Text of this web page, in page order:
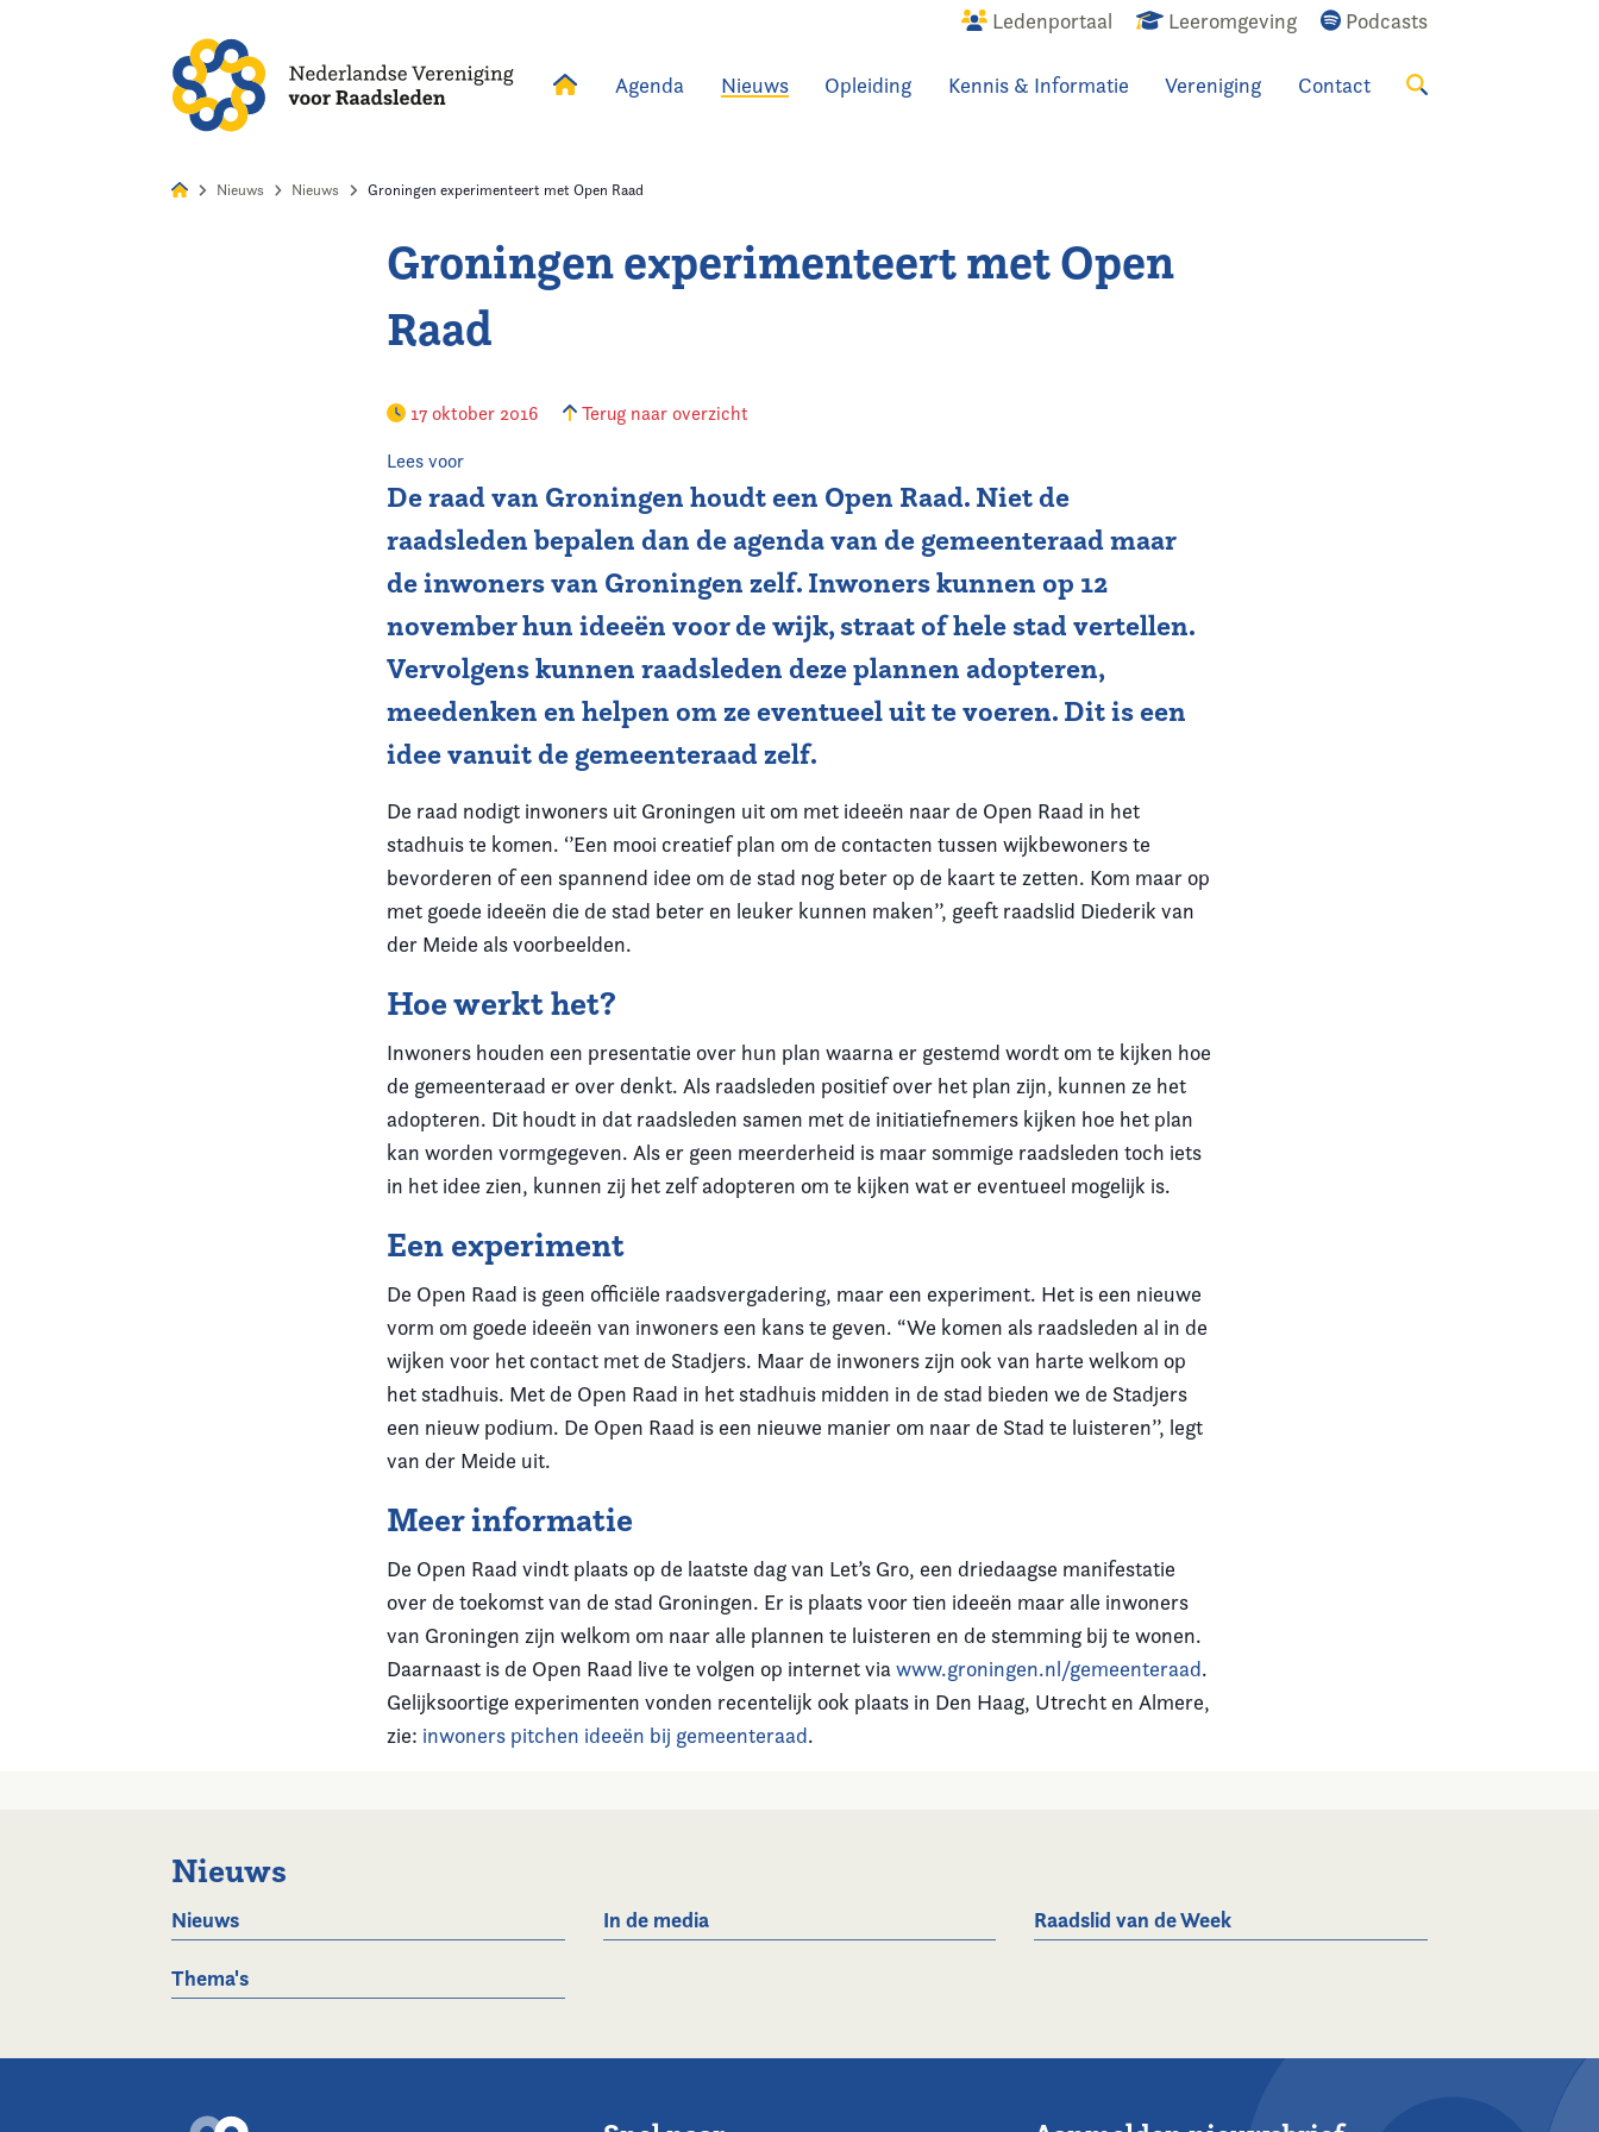
Ledenportaal Leeromgeving Podcasts
Agenda Nieuws Opleiding Kennis & Informatie Vereniging Contact
Nieuws Nieuws Groningen experimenteert met Open Raad
Groningen experimenteert met Open
Raad
17 oktober 2016 Terug naar overzicht
Lees voor
De raad van Groningen houdt een Open Raad. Niet de
raadsleden bepalen dan de agenda van de gemeenteraad maar
de inwoners van Groningen zelf. Inwoners kunnen op 12
november hun ideeën voor de wijk, straat of hele stad vertellen.
Vervolgens kunnen raadsleden deze plannen adopteren,
meedenken en helpen om ze eventueel uit te voeren. Dit is een
idee vanuit de gemeenteraad zelf.
De raad nodigt inwoners uit Groningen uit om met ideeën naar de Open Raad in het
stadhuis te komen. ‘’Een mooi creatief plan om de contacten tussen wijkbewoners te
bevorderen of een spannend idee om de stad nog beter op de kaart te zetten. Kom maar op
met goede ideeën die de stad beter en leuker kunnen maken’’, geeft raadslid Diederik van
der Meide als voorbeelden.
Hoe werkt het?
Inwoners houden een presentatie over hun plan waarna er gestemd wordt om te kijken hoe
de gemeenteraad er over denkt. Als raadsleden positief over het plan zijn, kunnen ze het
adopteren. Dit houdt in dat raadsleden samen met de initiatiefnemers kijken hoe het plan
kan worden vormgegeven. Als er geen meerderheid is maar sommige raadsleden toch iets
in het idee zien, kunnen zij het zelf adopteren om te kijken wat er eventueel mogelijk is.
Een experiment
De Open Raad is geen officiële raadsvergadering, maar een experiment. Het is een nieuwe
vorm om goede ideeën van inwoners een kans te geven. “We komen als raadsleden al in de
wijken voor het contact met de Stadjers. Maar de inwoners zijn ook van harte welkom op
het stadhuis. Met de Open Raad in het stadhuis midden in de stad bieden we de Stadjers
een nieuw podium. De Open Raad is een nieuwe manier om naar de Stad te luisteren’’, legt
van der Meide uit.
Meer informatie
De Open Raad vindt plaats op de laatste dag van Let’s Gro, een driedaagse manifestatie
over de toekomst van de stad Groningen. Er is plaats voor tien ideeën maar alle inwoners
van Groningen zijn welkom om naar alle plannen te luisteren en de stemming bij te wonen.
Daarnaast is de Open Raad live te volgen op internet viawww.groningen.nl/gemeenteraad.
Gelijksoortige experimenten vonden recentelijk ook plaats in Den Haag, Utrecht en Almere,
zie: inwoners pitchen ideeën bij gemeenteraad.
Nieuws
Nieuws In de media Raadslid van de Week
Thema's